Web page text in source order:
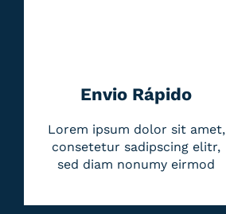
Envio Rápido
Lorem ipsum dolor sit amet,
consetetur sadipscing elitr,
sed diam nonumy eirmod